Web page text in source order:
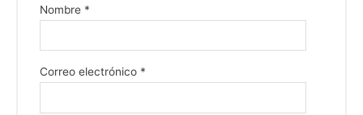
Nombre *
Correo electrónico *